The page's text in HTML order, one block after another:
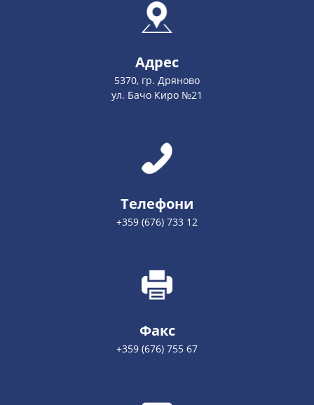
Адрес
5370, гр. Дряново
ул. Бачо Киро №21
Телефони
+359 (676) 733 12
Факс
+359 (676) 755 67